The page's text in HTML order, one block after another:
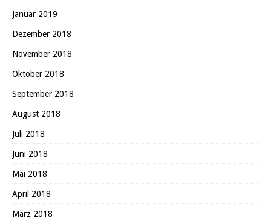
Januar 2019
Dezember 2018
November 2018
Oktober 2018
September 2018
August 2018
Juli 2018
Juni 2018
Mai 2018
April 2018
März 2018